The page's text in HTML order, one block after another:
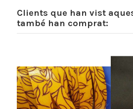
Clients que han vist
també han comprat: